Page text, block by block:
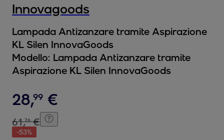
Innovagoods
Lampada Antizanzare tramite Aspirazione
KL Silen InnovaGoods
Modello: Lampada Antizanzare tramite
Aspirazione KL Silen InnovaGoods
28,99 €
61,76 €
-53%